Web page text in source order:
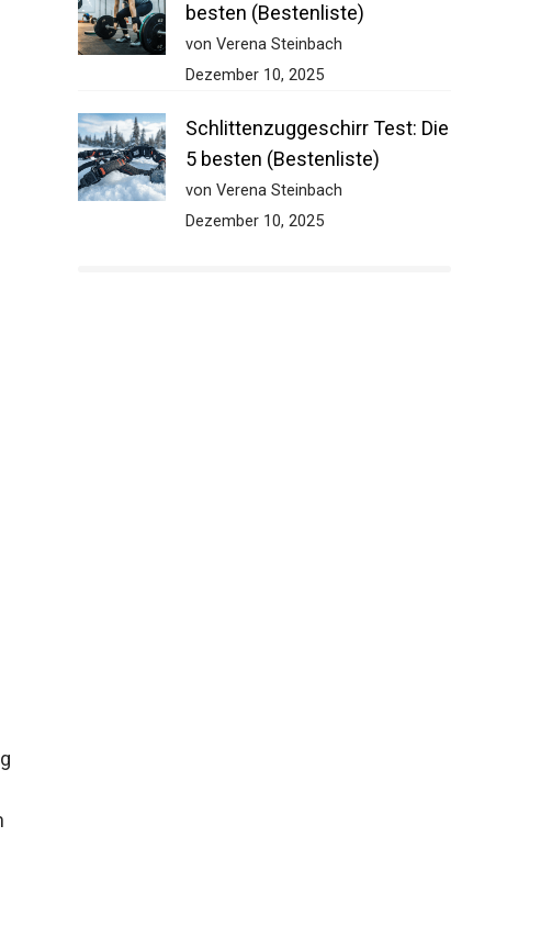
besten (Bestenliste)
von Verena Steinbach
Dezember 10, 2025
Schlittenzuggeschirr Test:
Die 5 besten (Bestenliste)
von Verena Steinbach
Dezember 10, 2025